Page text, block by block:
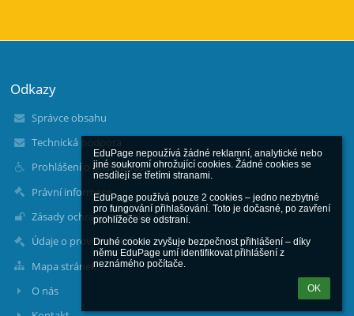
EduPage nepoužívá žádné reklamní, analytické nebo
jiné soukromí ohrožující cookies. Žádné cookies se
nesdílejí se třetími stranami.
EduPage používá pouze 2 cookies – jedno nezbytné
pro fungování přihlašování. Toto je dočasné, po zavření
prohlížeče se odstraní.
Druhé cookie zvyšuje bezpečnost přihlášení – díky
němu EduPage umí identifikovat přihlášení z
neznámého počítače.
OK
Odkazy
Správce obsahu
Technická podpora
Prohlášení o přístupnosti
Právní informace
Zásady ochrany osobních údajů
Údaje o provozovateli
Mapa stránek
O nás